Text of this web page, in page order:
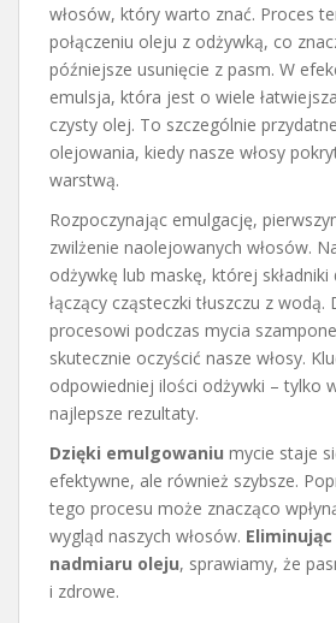
włosów, który warto znać. Proces
połączeniu oleju z odżywką, co
późniejsze usunięcie z pasm. W
emulsja, która jest o wiele
czysty olej. To szczególnie
olejowania, kiedy nasze włosy
warstwą.
Rozpoczynając emulgację,
zwilżenie naolejowanych włosów.
odżywkę lub maskę, której
łączący cząsteczki tłuszczu z wodą.
procesowi podczas mycia
skutecznie oczyścić nasze włosy.
odpowiedniej ilości odżywki – tylko
najlepsze rezultaty.
Dzięki emulgowaniu mycie staje
efektywne, ale również szybsze.
tego procesu może znacząco
wygląd naszych włosów.
nadmiaru oleju, sprawiamy, że
i zdrowe.